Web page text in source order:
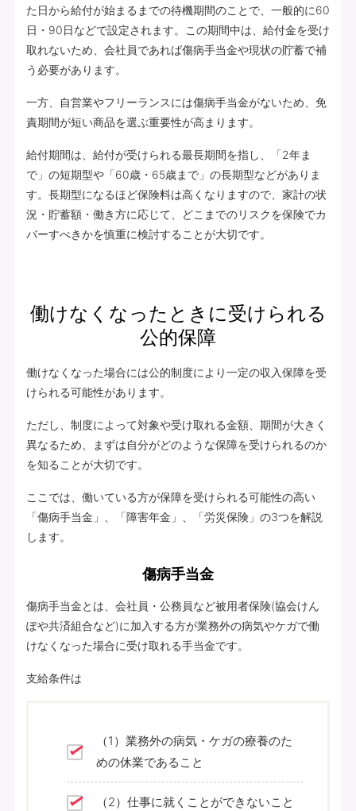
た日から給付が始まるまでの待機期間のことで、一般的に60
日・90日などで設定されます。この期間中は、給付金を受け
取れないため、会社員であれば傷病手当金や現状の貯蓄で補
う必要があります。
一方、自営業やフリーランスには傷病手当金がないため、免
責期間が短い商品を選ぶ重要性が高まります。
給付期間は、給付が受けられる最長期間を指し、「2年ま
で」の短期型や「60歳・65歳まで」の長期型などがありま
す。長期型になるほど保険料は高くなりますので、家計の状
況・貯蓄額・働き方に応じて、どこまでのリスクを保険でカ
バーすべきかを慎重に検討することが大切です。
働けなくなったときに受けられる
公的保障
働けなくなった場合には公的制度により一定の収入保障を受
けられる可能性があります。
ただし、制度によって対象や受け取れる金額、期間が大きく
異なるため、まずは自分がどのような保障を受けられるのか
を知ることが大切です。
ここでは、働いている方が保障を受けられる可能性の高い
「傷病手当金」、「障害年金」、「労災保険」の3つを解説
します。
傷病手当金
傷病手当金とは、会社員・公務員など被用者保険(協会けん
ぽや共済組合など)に加入する方が業務外の病気やケガで働
けなくなった場合に受け取れる手当金です。
支給条件は
（1）業務外の病気・ケガの療養のた
めの休業であること
（2）仕事に就くことができないこと